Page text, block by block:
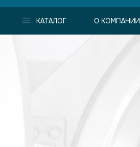
КАТАЛОГ О КОМПАНИИ